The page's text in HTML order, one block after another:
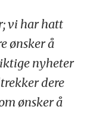
vi har hatt
ønsker å
nyheter
dere
ønsker å